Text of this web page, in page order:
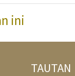
ini
TAUTAN